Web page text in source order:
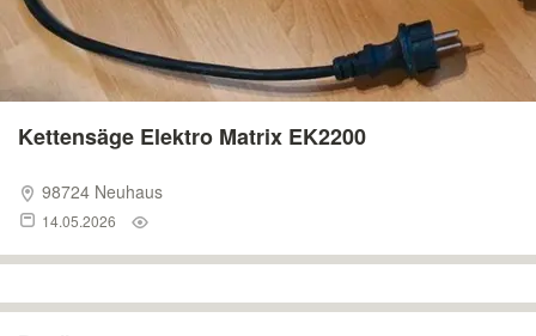
Kettensäge Elektro Matrix EK2200
98724 Neuhaus
14.05.2026